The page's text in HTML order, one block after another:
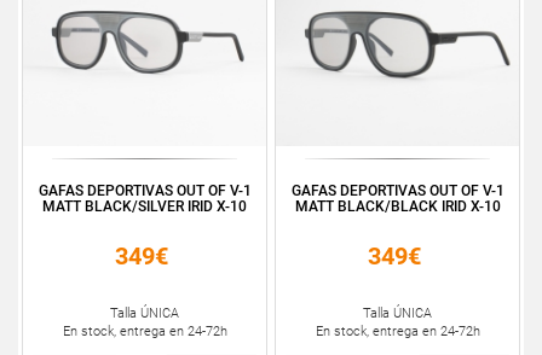
GAFAS DEPORTIVAS OUT OF V-1
MATT BLACK/SILVER IRID X-10
349€
Talla ÚNICA
En stock, entrega en 24-72h
GAFAS DEPORTIVAS OUT OF V-1
MATT BLACK/BLACK IRID X-10
349€
Talla ÚNICA
En stock, entrega en 24-72h